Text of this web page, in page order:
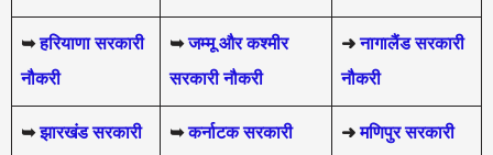
➥हरियाणा सरकारी
नौकरी
➥जम्मू और कश्मीर
सरकारी नौकरी
➜ नागालैंड सरकारी
नौकरी
➥ झारखंड सरकारी
➥ कर्नाटक सरकारी
➜ मणिपुर सरकारी